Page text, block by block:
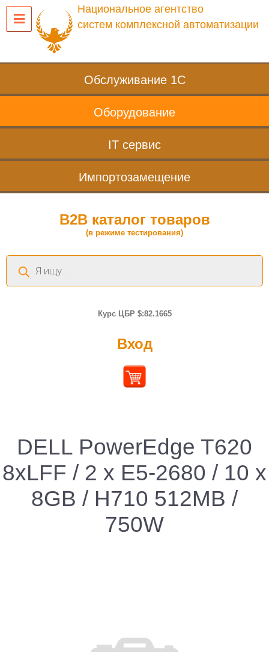
Национальное агентство
систем комплексной автоматизации
Обслуживание 1С
Оборудование
IT сервис
Импортозамещение
B2B каталог товаров
(в режиме тестирования)
Поиск
товаров
Курс ЦБР $:82.1665
Вход
DELL PowerEdge T620
8xLFF / 2 x E5-2680 / 10 x
8GB / H710 512MB /
750W